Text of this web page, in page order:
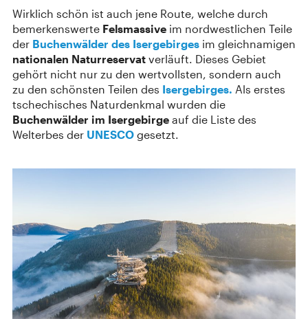
Wirklich schön ist auch jene Route, welche durch
bemerkenswerte Felsmassive im nordwestlichen Teile
der Buchenwälder des Isergebirges im gleichnamigen
nationalen Naturreservat verläuft. Dieses Gebiet
gehört nicht nur zu den wertvollsten, sondern auch
zu den schönsten Teilen des Isergebirges. Als erstes
tschechisches Naturdenkmal wurden die
Buchenwälder im Isergebirge auf die Liste des
Welterbes der UNESCO gesetzt.